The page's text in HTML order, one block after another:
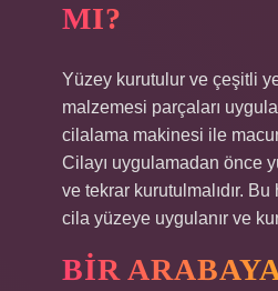
MI?
Yüzey kurutulur ve çeşitli
malzemesi parçaları
cilalama makinesi ile
Cilayı uygulamadan önce
ve tekrar kurutulmalıdır. Bu
cila yüzeye uygulanır ve
BIR